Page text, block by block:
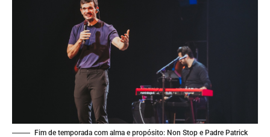
Fim de temporada com alma e propósito: Non Stop e Padre Patrick